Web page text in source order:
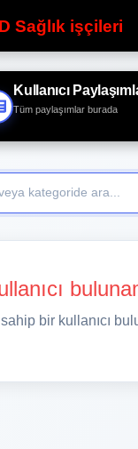
Sağlık işçileri
Kullanıcı
Tüm paylaşımlar burada
bir kullanıcı